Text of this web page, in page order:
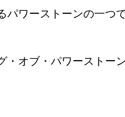
ワーストーンの一つで
・オブ・パワーストー